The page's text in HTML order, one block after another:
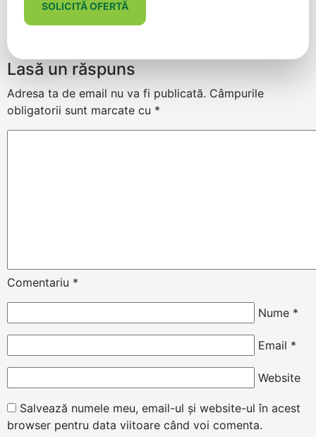
SOLICITĂ OFERTĂ
Lasă un răspuns
Adresa ta de email nu va fi publicată. Câmpurile
obligatorii sunt marcate cu *
Comentariu *
Nume *
Email *
Website
Salvează numele meu, email-ul și website-ul în acest
browser pentru data viitoare când voi comenta.